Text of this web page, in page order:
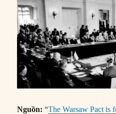
Nguồn: “The Warsaw Pact is